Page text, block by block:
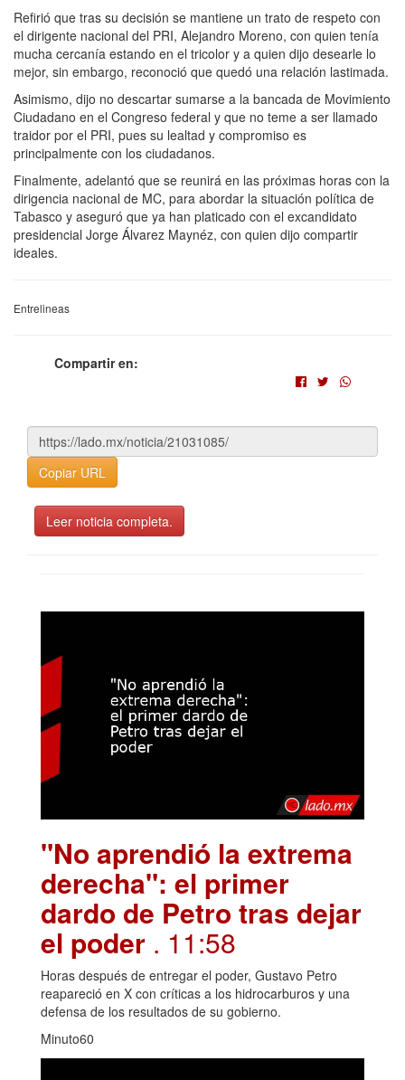
Refirió que tras su decisión se mantiene un trato de respeto con
el dirigente nacional del PRI, Alejandro Moreno, con quien tenía
mucha cercanía estando en el tricolor y a quien dijo desearle lo
mejor, sin embargo, reconoció que quedó una relación lastimada.
Asimismo, dijo no descartar sumarse a la bancada de Movimiento
Ciudadano en el Congreso federal y que no teme a ser llamado
traidor por el PRI, pues su lealtad y compromiso es
principalmente con los ciudadanos.
Finalmente, adelantó que se reunirá en las próximas horas con la
dirigencia nacional de MC, para abordar la situación política de
Tabasco y aseguró que ya han platicado con el excandidato
presidencial Jorge Álvarez Maynéz, con quien dijo compartir
ideales.
Entrelineas
Compartir en:
Copiar URL
Leer noticia completa.
"No aprendió la extrema
derecha": el primer
dardo de Petro tras dejar
el poder . 11:58
Horas después de entregar el poder, Gustavo Petro
reapareció en X con críticas a los hidrocarburos y una
defensa de los resultados de su gobierno.
Minuto60